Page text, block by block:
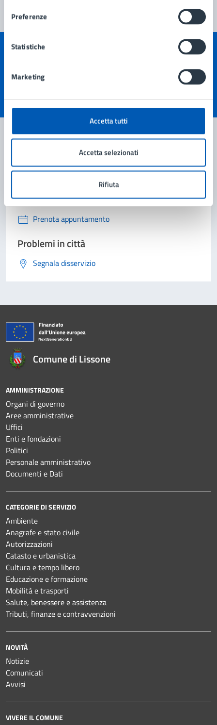
Preferenze
Statistiche
Marketing
Accetta tutti
Accetta selezionati
Rifiuta
Quanto sono chiare le informazioni su questa
Contatta il comune
Richiedi assistenza
Prenota appuntamento
Problemi in città
Segnala disservizio
Comune di Lissone
AMMINISTRAZIONE
Organi di governo
Aree amministrative
Uffici
Enti e fondazioni
Politici
Personale amministrativo
Documenti e Dati
CATEGORIE DI SERVIZIO
Ambiente
Anagrafe e stato civile
Autorizzazioni
Catasto e urbanistica
Cultura e tempo libero
Educazione e formazione
Mobilità e trasporti
Salute, benessere e assistenza
Tributi, finanze e contravvenzioni
NOVITÀ
Notizie
Comunicati
Avvisi
VIVERE IL COMUNE